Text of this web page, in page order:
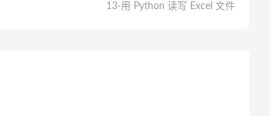
13-用 Python 读写 Excel 文件